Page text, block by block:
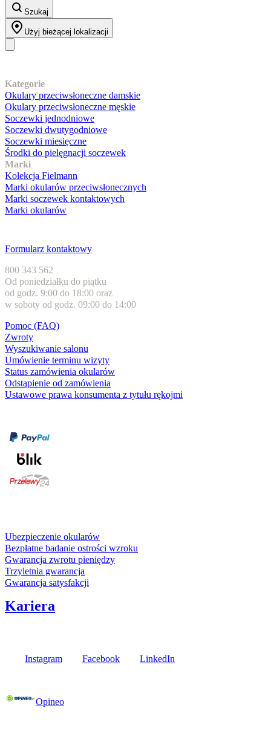
Szukaj
Użyj bieżącej lokalizacji
Kategorie
Okulary przeciwsłoneczne damskie
Okulary przeciwsłoneczne męskie
Soczewki jednodniowe
Soczewki dwutygodniowe
Soczewki miesięczne
Środki do pielęgnacji soczewek
Marki
Kolekcja Fielmann
Marki okularów przeciwsłonecznych
Marki soczewek kontaktowych
Marki okularów
Formularz kontaktowy
800 343 562
Od poniedziałku do piątku
od godz. 9:00 do 18:00 oraz
w soboty od godz. 09:00 do 14:00
Pomoc (FAQ)
Zwroty
Wyszukiwanie salonu
Umówienie terminu wizyty
Status zamówienia okularów
Odstąpienie od zamówienia
Ustawowe prawa konsumenta z tytułu rękojmi
Ubezpieczenie okularów
Bezpłatne badanie ostrości wzroku
Gwarancja zwrotu pieniędzy
Trzyletnia gwarancja
Gwarancja satysfakcji
Kariera
Instagram Facebook LinkedIn
Opineo